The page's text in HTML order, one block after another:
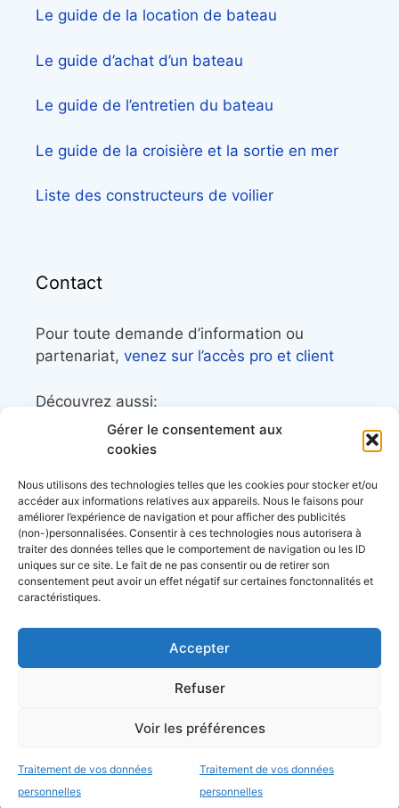
Gérer le consentement aux
cookies
Nous utilisons des technologies telles que les cookies pour stocker et/ou
accéder aux informations relatives aux appareils. Nous le faisons pour
améliorer l’expérience de navigation et pour afficher des publicités
(non-)personnalisées. Consentir à ces technologies nous autorisera à
traiter des données telles que le comportement de navigation ou les ID
uniques sur ce site. Le fait de ne pas consentir ou de retirer son
consentement peut avoir un effet négatif sur certaines fonctonnalités et
caractéristiques.
Accepter
Refuser
Voir les préférences
Traitement de vos données
personnelles
Traitement de vos données
personnelles
Le guide de la location de bateau
Le guide d’achat d’un bateau
Le guide de l’entretien du bateau
Le guide de la croisière et la sortie en mer
Liste des constructeurs de voilier
Contact
Pour toute demande d’information ou
partenariat, venez sur l’accès pro et client
Découvrez aussi:
Côtes&Mers, le magazine du littoral et sa
Mers&Montagnes, Equipement outdoor pour
le trek et le raid nautique
BoatingAds, le site d’annonces bateaux
européen
Stock images byDepositphotos
données personnelles
conditions générales
© 2026 Mers&bateaux
Envie de bons plans?
plaisanciers et d’actu?
C’est par ici